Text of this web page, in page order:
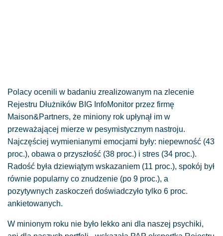
Polacy ocenili w badaniu zrealizowanym na zlecenie
Rejestru Dłużników BIG InfoMonitor przez firmę
Maison&Partners, że miniony rok upłynął im w
przeważającej mierze w pesymistycznym nastroju.
Najczęściej wymienianymi emocjami były: niepewność (43
proc.), obawa o przyszłość (38 proc.) i stres (34 proc.).
Radość była dziewiątym wskazaniem (11 proc.), spokój był
równie popularny co znudzenie (po 9 proc.), a
pozytywnych zaskoczeń doświadczyło tylko 6 proc.
ankietowanych.
W minionym roku nie było lekko ani dla naszej psychiki,